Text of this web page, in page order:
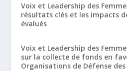
Voix et Leadership des
résultats clés et les impacts
évalués
Voix et Leadership des
sur la collecte de fonds en
Organisations de Défense